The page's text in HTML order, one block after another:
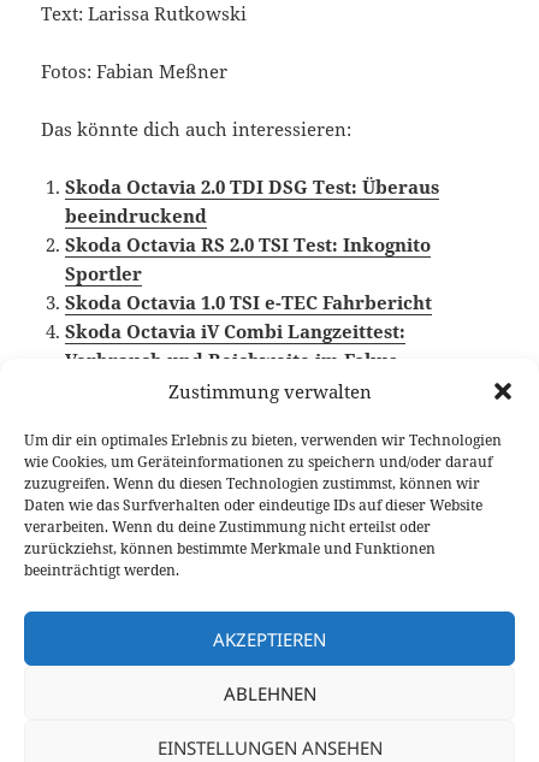
Zustimmung verwalten
Um dir ein optimales Erlebnis zu bieten, verwenden wir Technologien
wie Cookies, um Geräteinformationen zu speichern und/oder darauf
zuzugreifen. Wenn du diesen Technologien zustimmst, können wir
Daten wie das Surfverhalten oder eindeutige IDs auf dieser Website
verarbeiten. Wenn du deine Zustimmung nicht erteilst oder
zurückziehst, können bestimmte Merkmale und Funktionen
beeinträchtigt werden.
AKZEPTIEREN
ABLEHNEN
EINSTELLUNGEN ANSEHEN
Text: Larissa Rutkowski
Fotos: Fabian Meßner
Das könnte dich auch interessieren:
Skoda Octavia 2.0 TDI DSG Test: Überaus
beeindruckend
Skoda Octavia RS 2.0 TSI Test: Inkognito
Sportler
Skoda Octavia 1.0 TSI e-TEC Fahrbericht
Skoda Octavia iV Combi Langzeittest:
Verbrauch und Reichweite im Fokus
Veröffentlicht
am
14. Juli 2021 Autor
Larissa Rutkowski Kategorien
Fahrberichte
Skoda
Octavia ,Video Fahrbericht
Beitragsnavigation
VORHERIGER
Vorheriger
Beitrag:
Mercedes-Benz S500 4MATIC lang mit 4D-
Burmester im Test
Mercedes-Benz C 300e Test: mehr